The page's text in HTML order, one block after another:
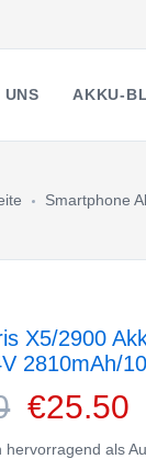
UNS AKKU-
Smartphone
X5/2900
2810mAh/
€25.50
hervorragend als